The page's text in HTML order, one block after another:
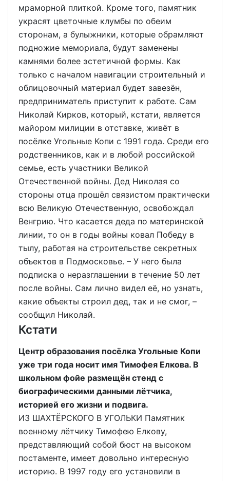
мраморной плиткой. Кроме того, памятник
украсят цветочные клумбы по обеим
сторонам, а булыжники, которые обрамляют
подножие мемориала, будут заменены
камнями более эстетичной формы. Как
только с началом навигации строительный и
облицовочный материал будет завезён,
предприниматель приступит к работе. Сам
Николай Кирков, который, кстати, является
майором милиции в отставке, живёт в
посёлке Угольные Копи с 1991 года. Среди его
родственников, как и в любой российской
семье, есть участники Великой
Отечественной войны. Дед Николая со
стороны отца прошёл связистом практически
всю Великую Отечественную, освобождал
Венгрию. Что касается деда по материнской
линии, то он в годы войны ковал Победу в
тылу, работая на строительстве секретных
объектов в Подмосковье. – У него была
подписка о неразглашении в течение 50 лет
после войны. Сам лично видел её, но узнать,
какие объекты строил дед, так и не смог, –
сообщил Николай.
Кстати
Центр образования посёлка Угольные Копи
уже три года носит имя Тимофея Елкова. В
школьном фойе размещён стенд с
биографическими данными лётчика,
историей его жизни и подвига.
ИЗ ШАХТЁРСКОГО В УГОЛЬКИ Памятник
военному лётчику Тимофею Елкову,
представляющий собой бюст на высоком
постаменте, имеет довольно интересную
историю. В 1997 году его установили в